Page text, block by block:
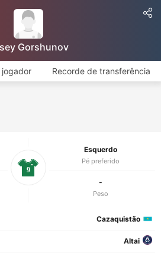
Gorshunov
jogador Recorde de transferência
Esquerdo
Pé preferido
-
Peso
9
Cazaquistão
Altai